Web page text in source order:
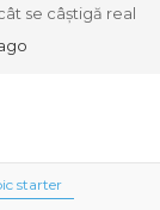
se câștigă real
starter